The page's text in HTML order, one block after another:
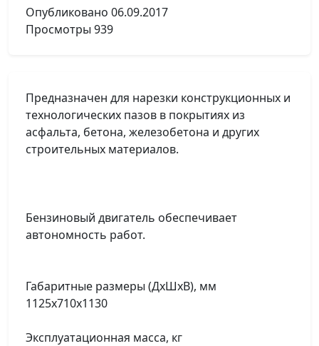
Опубликовано 06.09.2017
Просмотры 939
Предназначен для нарезки конструкционных и
технологических пазов в покрытиях из
асфальта, бетона, железобетона и других
строительных материалов.
Бензиновый двигатель обеспечивает
автономность работ.
Габаритные размеры (ДхШхВ), мм
1125х710х1130
Эксплуатационная масса, кг